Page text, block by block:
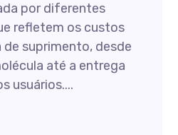
por diferentes
refletem os custos
suprimento, desde
até a entrega
usuários....